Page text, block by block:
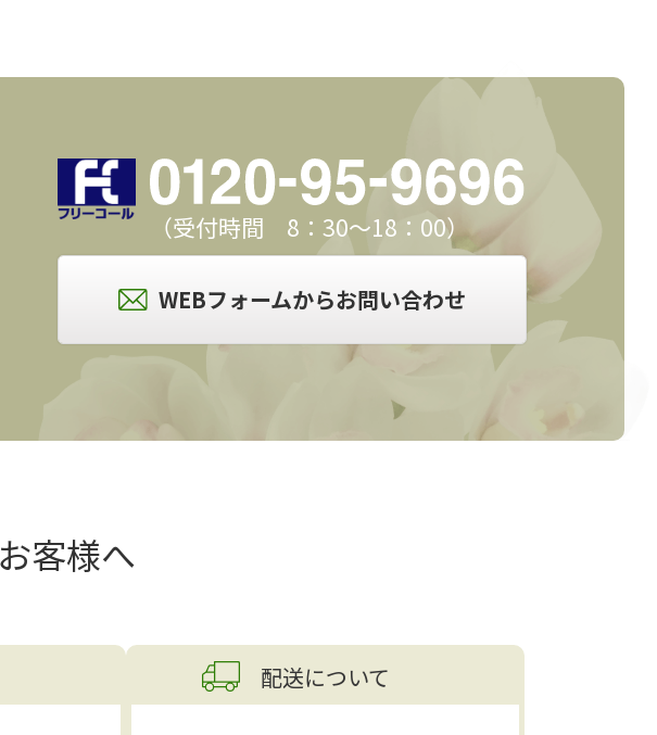
（受付時間 8：30～18：00）
WEBフォームからお問い合わせ
お客様へ
配送について